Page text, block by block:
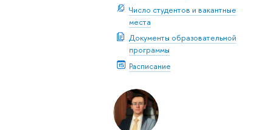
Число студентов и вакантные
места
Документы образовательной
программы
Расписание